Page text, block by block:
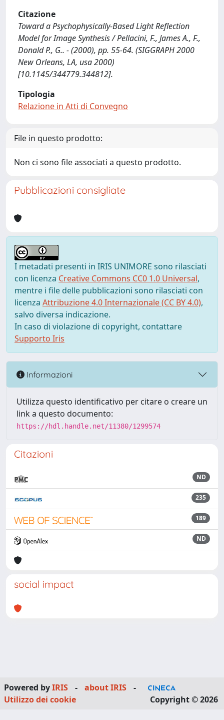
Citazione
Toward a Psychophysically-Based Light Reflection
Model for Image Synthesis / Pellacini, F., James A., F.,
Donald P., G.. - (2000), pp. 55-64. (SIGGRAPH 2000
New Orleans, LA, usa 2000)
[10.1145/344779.344812].
Tipologia
Relazione in Atti di Convegno
File in questo prodotto:
Non ci sono file associati a questo prodotto.
Pubblicazioni consigliate
I metadati presenti in IRIS UNIMORE sono rilasciati
con licenza Creative Commons CC0 1.0 Universal,
mentre i file delle pubblicazioni sono rilasciati con
licenza Attribuzione 4.0 Internazionale (CC BY 4.0),
salvo diversa indicazione.
In caso di violazione di copyright, contattare
Supporto Iris
Informazioni
Utilizza questo identificativo per citare o creare un
link a questo documento:
https://hdl.handle.net/11380/1299574
Citazioni
ND
235
189
ND
social impact
Powered byIRIS - about IRIS
-
Utilizzo dei cookie
Copyright © 2026